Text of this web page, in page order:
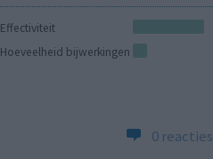
Effectiviteit
Hoeveelheid bijwerkingen
0 reacties